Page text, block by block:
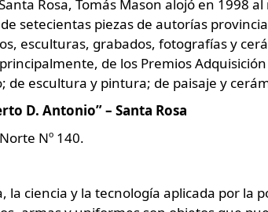
Rosa, Tomás Mason alojó en 1998
setecientas piezas de autorías
esculturas, grabados, fotografías y
de los Premios
de escultura y pintura; de paisaje y
D. Antonio” – Santa Rosa
Nº 140.
ciencia y la tecnología aplicada por la